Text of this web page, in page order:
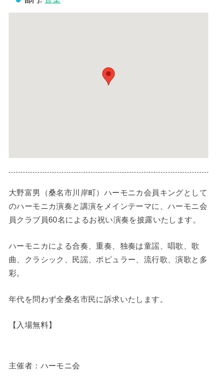
大野富男（桑名市川岸町）ハーモニカ会員キングとして
のハーモニカ演奏と講演をメインテーマに、ハーモニ会
員クラブ員60名によるお祝い演奏を披露いたします。
ハーモニカによる合奏、重奏、独奏は童謡、唱歌、歌
曲、クラシック、民謡、ポピュラー、流行歌、演歌と多
彩。
年代を問わず全桑名市民に訴求いたします。
【入場無料】
主催者：ハーモニ会